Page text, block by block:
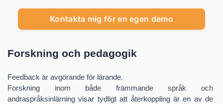
Kontakta mig för en egen demo
Forskning och pedagogik
Feedback är avgörande för lärande.
Forskning inom både främmande språk och
andraspråksinlärning visar tydligt att återkoppling är en av de